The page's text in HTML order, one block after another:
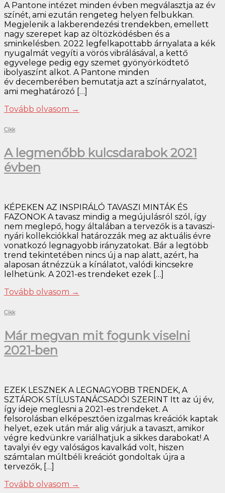
A Pantone intézet minden évben megválasztja az év
színét, ami ezután rengeteg helyen felbukkan.
Megjelenik a lakberendezési trendekben, emellett
nagy szerepet kap az öltözködésben és a
sminkelésben. 2022 legfelkapottabb árnyalata a kék
nyugalmát vegyíti a vörös vibrálásával, a kettő
egyvelege pedig egy szemet gyönyörködtető
ibolyaszínt alkot. A Pantone minden
év decemberében bemutatja azt a színárnyalatot,
ami meghatározó […]
Tovább olvasom →
Cikk
A legmenőbb kulcsdarabok 2021
évben
KÉPEKEN AZ INSPIRÁLÓ TAVASZI MINTÁK ÉS
FAZONOK A tavasz mindig a megújulásról szól, így
nem meglepő, hogy általában a tervezők is a tavaszi-
nyári kollekciókkal határozzák meg az aktuális évre
vonatkozó legnagyobb irányzatokat. Bár a legtöbb
trend tekintetében nincs új a nap alatt, azért, ha
alaposan átnézzük a kínálatot, valódi kincsekre
lelhetünk. A 2021-es trendeket ezek […]
Tovább olvasom →
Cikk
Már megvan mit fogunk viselni
2021-ben
EZEK LESZNEK A LEGNAGYOBB TRENDEK, A
SZTÁROK STÍLUSTANÁCSADÓI SZERINT Itt az új év,
így ideje meglesni a 2021-es trendeket. A
felsorolásban elképesztően izgalmas kreációk kaptak
helyet, ezek után már alig várjuk a tavaszt, amikor
végre kedvünkre variálhatjuk a sikkes darabokat! A
tavalyi év egy valóságos kavalkád volt, hiszen
számtalan múltbéli kreációt gondoltak újra a
tervezők, […]
Tovább olvasom →